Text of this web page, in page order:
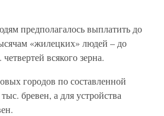
предполагалось выплатить до
«жилецких» людей – до
всякого зерна.
городов по составленной
бревен, а для устройства